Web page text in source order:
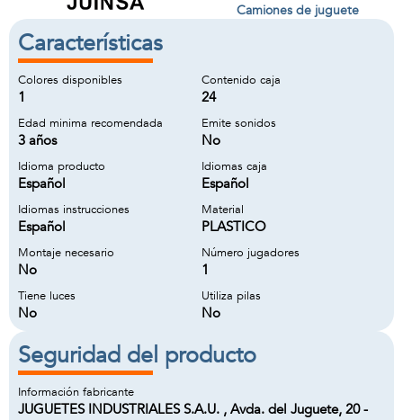
Camiones de juguete
Características
Colores disponibles
1
Contenido caja
24
Edad minima recomendada
3 años
Emite sonidos
No
Idioma producto
Español
Idiomas caja
Español
Idiomas instrucciones
Español
Material
PLASTICO
Montaje necesario
No
Número jugadores
1
Tiene luces
No
Utiliza pilas
No
Seguridad del producto
Información fabricante
JUGUETES INDUSTRIALES S.A.U. , Avda. del Juguete, 20 -